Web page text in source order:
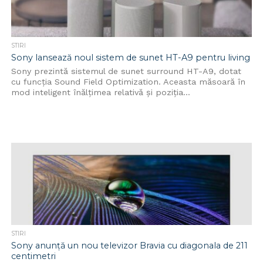
STIRI
Sony lansează noul sistem de sunet HT-A9 pentru living
Sony prezintă sistemul de sunet surround HT-A9, dotat
cu funcția Sound Field Optimization. Aceasta măsoară în
mod inteligent înălțimea relativă și poziția...
STIRI
Sony anunță un nou televizor Bravia cu diagonala de 211
centimetri